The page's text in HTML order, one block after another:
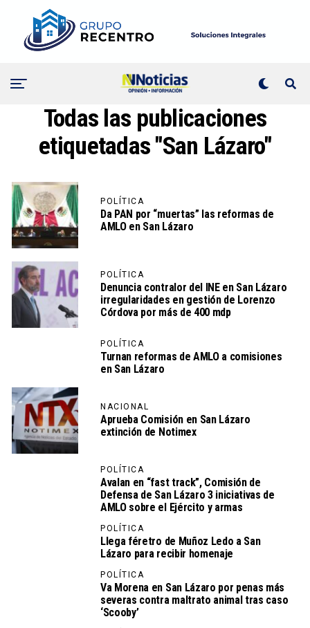
Todas las publicaciones
etiquetadas "San Lázaro"
POLÍTICA
Da PAN por “muertas” las reformas de
AMLO en San Lázaro
POLÍTICA
Denuncia contralor del INE en San Lázaro
irregularidades en gestión de Lorenzo
Córdova por más de 400 mdp
POLÍTICA
Turnan reformas de AMLO a comisiones
en San Lázaro
NACIONAL
Aprueba Comisión en San Lázaro
extinción de Notimex
POLÍTICA
Avalan en “fast track”, Comisión de
Defensa de San Lázaro 3 iniciativas de
AMLO sobre el Ejército y armas
POLÍTICA
Llega féretro de Muñoz Ledo a San
Lázaro para recibir homenaje
POLÍTICA
Va Morena en San Lázaro por penas más
severas contra maltrato animal tras caso
‘Scooby’